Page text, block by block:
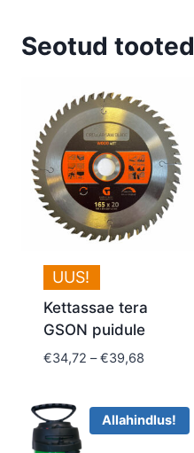
Seotud tooted
UUS!
Kettassae tera
GSON puidule
€34,72 – €39,68Price
through
€39,68
Allahindlus!